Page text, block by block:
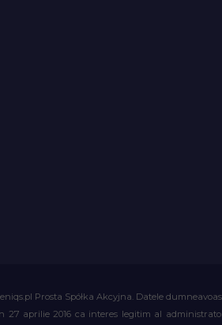
Prosta Spółka Akcyjna. Datele
aprilie 2016 ca interes legitim al